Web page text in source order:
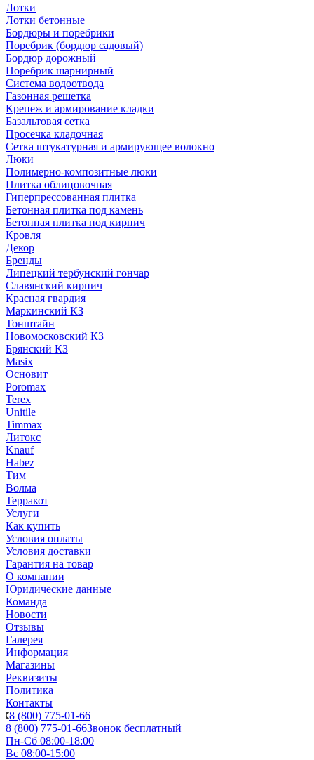
Лотки
Лотки бетонные
Бордюры и поребрики
Поребрик (бордюр садовый)
Бордюр дорожный
Поребрик шарнирный
Система водоотвода
Газонная решетка
Крепеж и армирование кладки
Базальтовая сетка
Просечка кладочная
Сетка штукатурная и армирующее волокно
Люки
Полимерно-композитные люки
Плитка облицовочная
Гиперпрессованная плитка
Бетонная плитка под камень
Бетонная плитка под кирпич
Кровля
Декор
Бренды
Липецкий тербунский гончар
Славянский кирпич
Красная гвардия
Маркинский КЗ
Тонштайн
Новомосковский КЗ
Брянский КЗ
Masix
Основит
Poromax
Terex
Unitile
Timmax
Литокс
Knauf
Habez
Тим
Волма
Терракот
Услуги
Как купить
Условия оплаты
Условия доставки
Гарантия на товар
О компании
Юридические данные
Команда
Новости
Отзывы
Галерея
Информация
Магазины
Реквизиты
Политика
Контакты
8 (800) 775-01-66
8 (800) 775-01-66Звонок бесплатный
Пн-Сб 08:00-18:00
Вс 08:00-15:00